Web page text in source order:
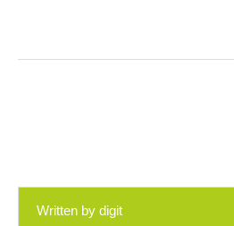
Written by digit